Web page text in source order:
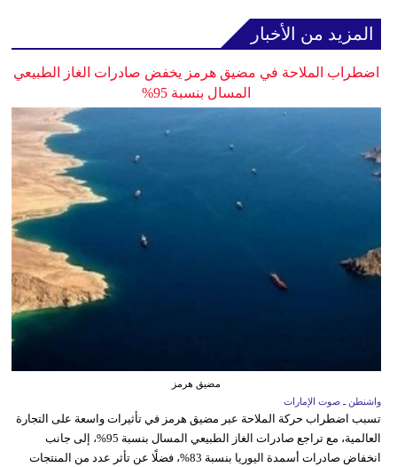
المزيد من الأخبار
اضطراب الملاحة في مضيق هرمز يخفض صادرات الغاز الطبيعي
المسال بنسبة 95%
مضيق هرمز
واشنطن ـ صوت الإمارات
تسبب اضطراب حركة الملاحة عبر مضيق هرمز في تأثيرات واسعة على التجارة
العالمية، مع تراجع صادرات الغاز الطبيعي المسال بنسبة 95%، إلى جانب
انخفاض صادرات أسمدة اليوريا بنسبة 83%، فضلًا عن تأثر عدد من المنتجات